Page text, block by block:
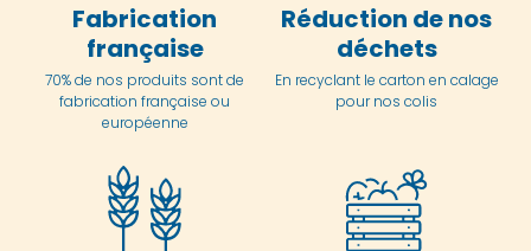
Fabrication
française
70% de nos produits sont de
fabrication française ou
européenne
Réduction de nos
déchets
En recyclant le carton en calage
pour nos colis